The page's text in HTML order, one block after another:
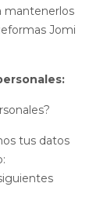
mantenerlos
Jomi
tus datos